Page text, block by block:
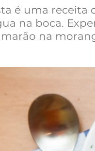
é uma receita
na boca.
na